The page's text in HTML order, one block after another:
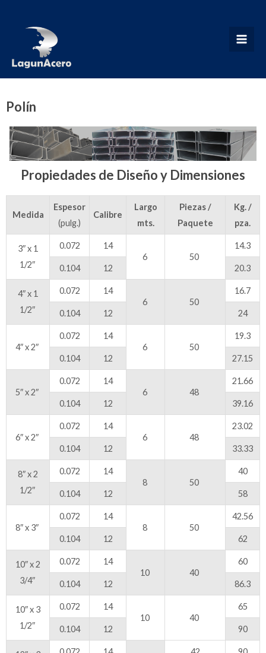
contenido
Polín
Propiedades de Diseño y Dimensiones
Medida
Espesor
(pulg.)
Calibre
Largo
mts.
Piezas /
Paquete
Kg. /
pza.
3″ x 1
1/2″
0.072
14
6
50
14.3
0.104 12 20.3
4″ x 1
1/2″
0.072
14
6
50
16.7
0.104 12 24
4″ x 2″
0.072
14
6
50
19.3
0.104 12 27.15
5″ x 2″
0.072
14
6
48
21.66
0.104 12 39.16
6″ x 2″
0.072
14
6
48
23.02
0.104 12 33.33
8″ x 2
1/2″
0.072
14
8
50
40
0.104 12 58
8″ x 3″
0.072
14
8
50
42.56
0.104 12 62
10″ x 2
3/4″
0.072
14
10
40
60
0.104 12 86.3
10″ x 3
1/2″
0.072
14
10
40
65
0.104 12 90